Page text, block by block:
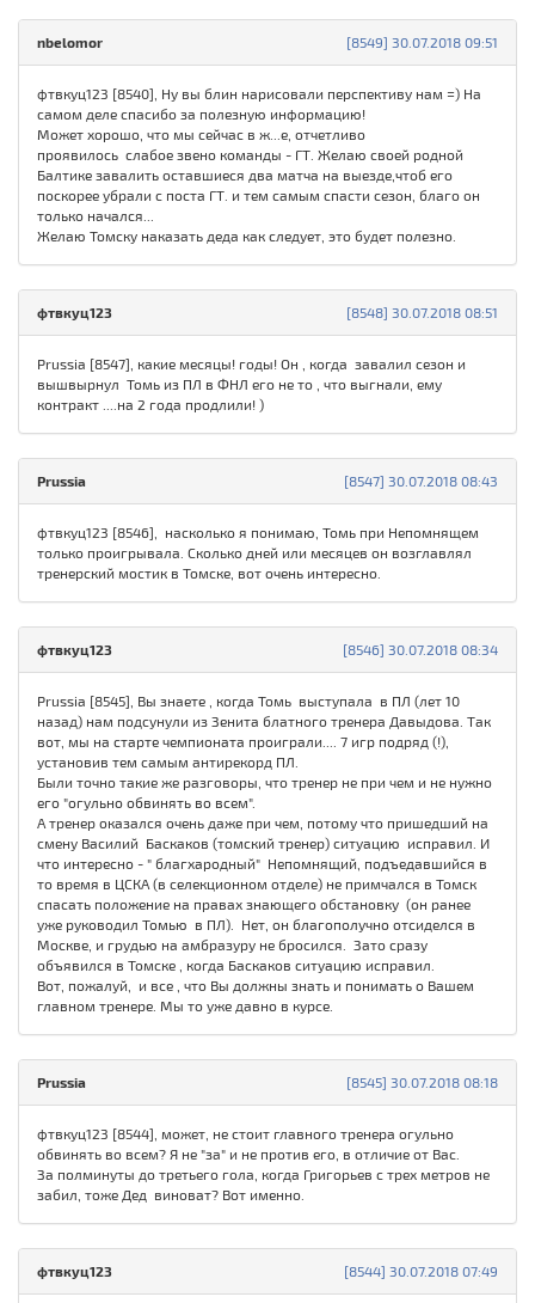
[8549] 30.07.2018 09:51
nbelomor
фтвкуц123 [8540], Ну вы блин нарисовали перспективу нам =) На
самом деле спасибо за полезную информацию!
Может хорошо, что мы сейчас в ж...е, отчетливо
проявилось слабое звено команды - ГТ. Желаю своей родной
Балтике завалить оставшиеся два матча на выезде,чтоб его
поскорее убрали с поста ГТ. и тем самым спасти сезон, благо он
только начался...
Желаю Томску наказать деда как следует, это будет полезно.
[8548] 30.07.2018 08:51
фтвкуц123
Prussia [8547], какие месяцы! годы! Он , когда завалил сезон и
вышвырнул Томь из ПЛ в ФНЛ его не то , что выгнали, ему
контракт ....на 2 года продлили! )
[8547] 30.07.2018 08:43
Prussia
фтвкуц123 [8546], насколько я понимаю, Томь при Непомнящем
только проигрывала. Сколько дней или месяцев он возглавлял
тренерский мостик в Томске, вот очень интересно.
[8546] 30.07.2018 08:34
фтвкуц123
Prussia [8545], Вы знаете , когда Томь выступала в ПЛ (лет 10
назад) нам подсунули из Зенита блатного тренера Давыдова. Так
вот, мы на старте чемпионата проиграли.... 7 игр подряд (!),
установив тем самым антирекорд ПЛ.
Были точно такие же разговоры, что тренер не при чем и не нужно
его "огульно обвинять во всем".
А тренер оказался очень даже при чем, потому что пришедший на
смену Василий Баскаков (томский тренер) ситуацию исправил. И
что интересно - " благхародный" Непомнящий, подъедавшийся в
то время в ЦСКА (в селекционном отделе) не примчался в Томск
спасать положение на правах знающего обстановку (он ранее
уже руководил Томью в ПЛ). Нет, он благополучно отсиделся в
Москве, и грудью на амбразуру не бросился. Зато сразу
объявился в Томске , когда Баскаков ситуацию исправил.
Вот, пожалуй, и все , что Вы должны знать и понимать о Вашем
главном тренере. Мы то уже давно в курсе.
[8545] 30.07.2018 08:18
Prussia
фтвкуц123 [8544], может, не стоит главного тренера огульно
обвинять во всем? Я не "за" и не против его, в отличие от Вас.
За полминуты до третьего гола, когда Григорьев с трех метров не
забил, тоже Дед виноват? Вот именно.
[8544] 30.07.2018 07:49
фтвкуц123